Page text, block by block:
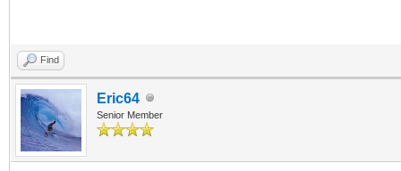
Find
Eric64
Senior Member